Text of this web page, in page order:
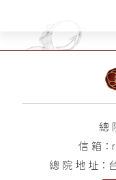
總
信 箱：
總 院 地 址：